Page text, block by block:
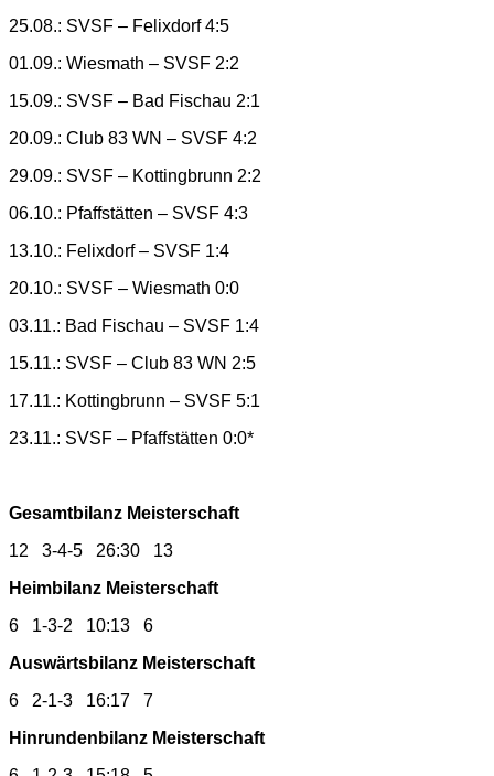
25.08.: SVSF – Felixdorf 4:5
01.09.: Wiesmath – SVSF 2:2
15.09.: SVSF – Bad Fischau 2:1
20.09.: Club 83 WN – SVSF 4:2
29.09.: SVSF – Kottingbrunn 2:2
06.10.: Pfaffstätten – SVSF 4:3
13.10.: Felixdorf – SVSF 1:4
20.10.: SVSF – Wiesmath 0:0
03.11.: Bad Fischau – SVSF 1:4
15.11.: SVSF – Club 83 WN 2:5
17.11.: Kottingbrunn – SVSF 5:1
23.11.: SVSF – Pfaffstätten 0:0*
Gesamtbilanz Meisterschaft
12 3-4-5 26:30 13
Heimbilanz Meisterschaft
6 1-3-2 10:13 6
Auswärtsbilanz Meisterschaft
6 2-1-3 16:17 7
Hinrundenbilanz Meisterschaft